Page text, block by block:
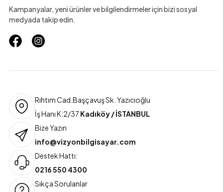
Kampanyalar, yeni ürünler ve bilgilendirmeler için bizi sosyal
medyada takip edin.
Rıhtım Cad.Başçavuş Sk. Yazıcıoğlu
İş Hanı K:2/37 Kadıköy / İSTANBUL
Bize Yazın
info@vizyonbilgisayar.com
Destek Hattı:
0216 550 4300
Sıkça Sorulanlar